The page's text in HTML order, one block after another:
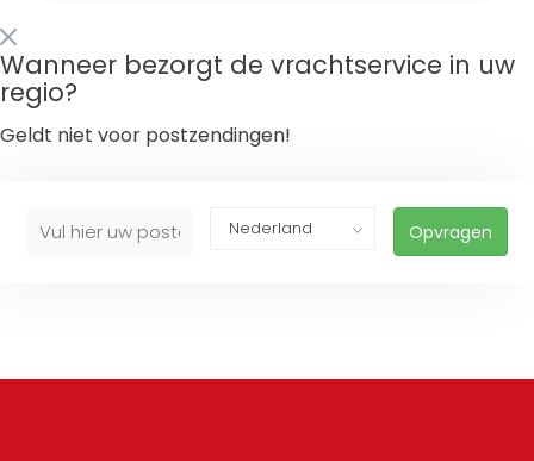
Wanneer bezorgt de vrachtservice in uw
regio?
Geldt niet voor postzendingen!
Opvragen